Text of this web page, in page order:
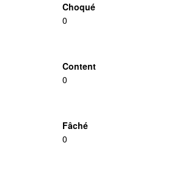
Choqué
0
Content
0
Fâché
0